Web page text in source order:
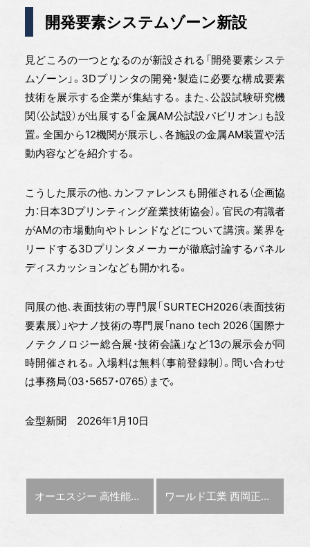
開発要素システムゾーン新設
見どころの一つとなるのが新設される「開発要素システ
ムゾーン」。3Dプリンタの開発・製造に必要な構成要素
技術を展示する企業が集結する。また、公設試験研究機
関（公試設）が出展する「金属AM公試設パビリオン」も設
置。全国から12機関が展示し、各施設の金属AM装置や活
動内容などを紹介する。
こうした展示の他、カンファレンスも開催される（企画協
力：日本3Dプリンティング産業技術協会）。官民の有識者
がAMの市場動向やトレンドなどについて講演。業界を
リードする3Dプリンタメーカーが徹底討論するパネル
ディスカッションなども開かれる。
同展の他、表面技術の専門展「SURTECH2026（表面技術
要素展）」やナノ技術の専門展「nano tech 2026（国際ナ
ノテクノロジー総合展・技術会議」など13の展示会が同
時開催される。入場料は無料（事前登録制）。問い合わせ
は事務局（03・5657・0765）まで。
金型新聞 2026年1月10日
前の記事 :
オーエスジー 高性能油穴付き超硬ドリル 次の記事 :
ワールド工業 西岡正幸社長に聞く 宇宙で使う金型開発